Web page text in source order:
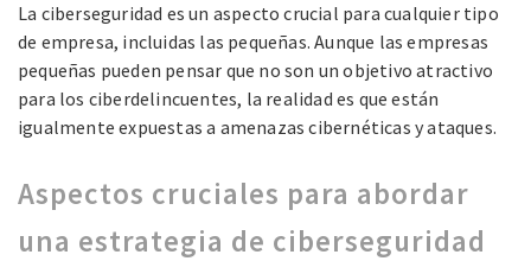
La ciberseguridad es un aspecto crucial para cualquier tipo
de empresa, incluidas las pequeñas. Aunque las empresas
pequeñas pueden pensar que no son un objetivo atractivo
para los ciberdelincuentes, la realidad es que están
igualmente expuestas a amenazas cibernéticas y ataques.
Aspectos cruciales para abordar
una estrategia de ciberseguridad